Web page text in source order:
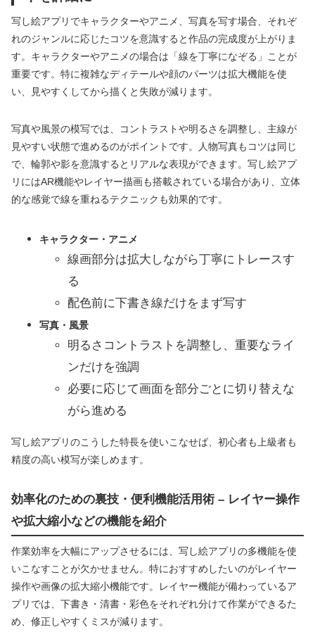
写し絵アプリでキャラクターやアニメ、写真を写す場合、それぞ
れのジャンルに応じたコツを意識すると作品の完成度が上がりま
す。キャラクターやアニメの場合は「線を丁寧になぞる」ことが
重要です。特に複雑なディテールや顔のパーツは拡大機能を使
い、見やすくしてから描くと失敗が減ります。
写真や風景の模写では、コントラストや明るさを調整し、主線が
見やすい状態で進めるのがポイントです。人物写真もコツは同じ
で、輪郭や影を意識するとリアルな表現ができます。写し絵アプ
リにはAR機能やレイヤー描画も搭載されている場合があり、立体
的な感覚で線を重ねるテクニックも効果的です。
キャラクター・アニメ
線画部分は拡大しながら丁寧にトレースす
る
配色前に下書き線だけをまず写す
写真・風景
明るさコントラストを調整し、重要なライ
ンだけを強調
必要に応じて画面を部分ごとに切り替えな
がら進める
写し絵アプリのこうした特長を使いこなせば、初心者も上級者も
精度の高い模写が楽しめます。
効率化のための裏技・便利機能活用術 – レイヤー操作
や拡大縮小などの機能を紹介
作業効率を大幅にアップさせるには、写し絵アプリの多機能を使
いこなすことが欠かせません。特におすすめしたいのがレイヤー
操作や画像の拡大縮小機能です。レイヤー機能が備わっているア
プリでは、下書き・清書・彩色をそれぞれ分けて作業ができるた
め、修正しやすくミスが減ります。